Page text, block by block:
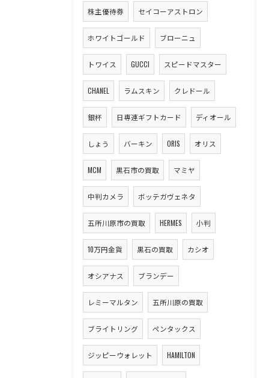
株主優待券 セイコーアストロン
ホワイトゴールド ブローニュ
トワイス GUCCI スピードマスター
CHANEL ラムスキン クレドール
銀杯 日専連ギフトカード ディオール
しょう バーキン ORIS オリス
MCM 黒石市の買取 マミヤ
中判カメラ ボッテガヴェネタ
五所川原市の買取 HERMES 小判
10万円金貨 黒石の買取 カシオ
オシアナス ブランデー
レミーマルタン 五所川原の買取
ブライトリング ペンタックス
ジッピーウォレット HAMILTON